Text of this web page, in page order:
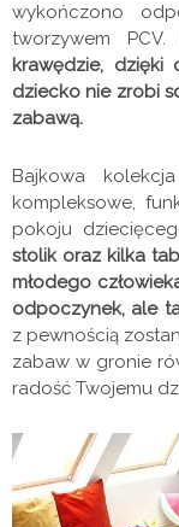
wykończono
tworzywem PCV.
krawędzie, dzięki
dziecko nie zrobi
zabawą.
Bajkowa
kompleksowe,
pokoju
stolik oraz kilka
młodego
odpoczynek, ale
z pewnością
zabaw w gronie
radość Twojemu